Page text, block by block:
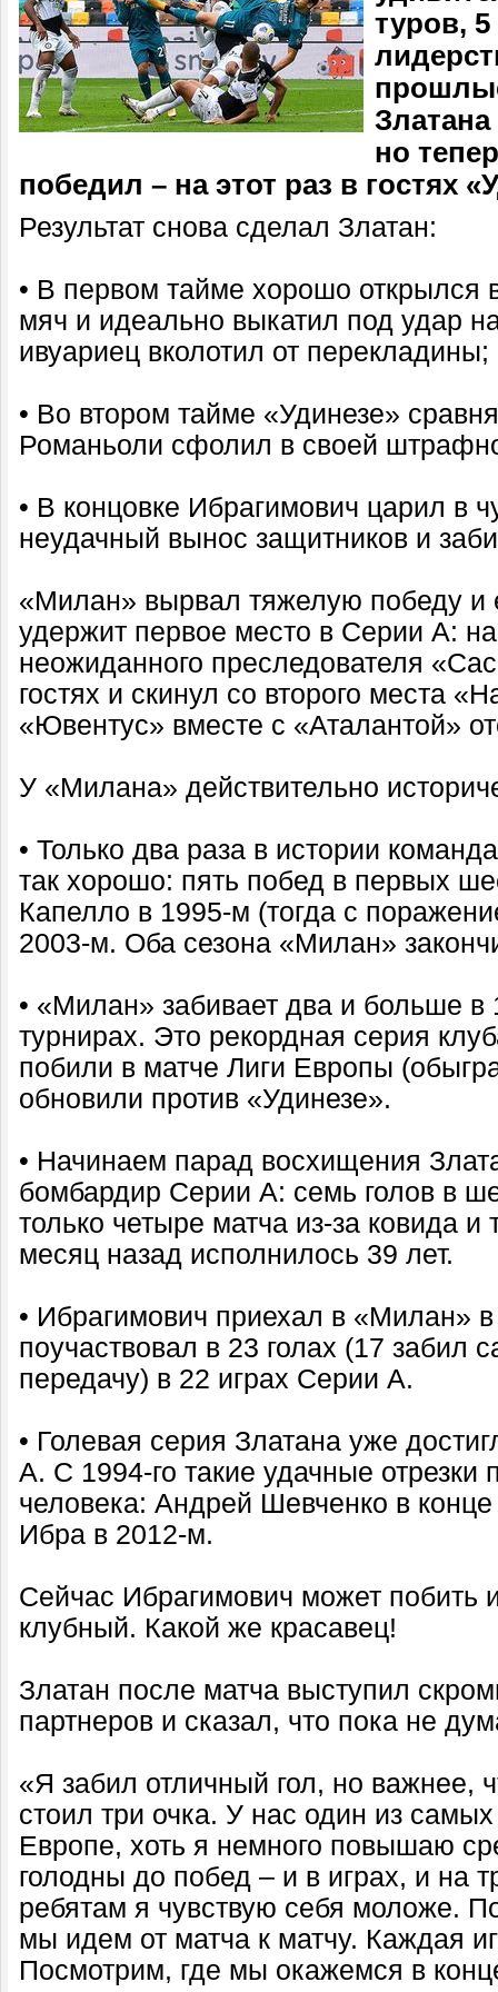
туров,
но
победил – на этот раз в гостях
Результат снова сделал Златан:
• В первом тайме хорошо
мяч и идеально выкатил под удар
ивуариец вколотил от перекладины;
• Во втором тайме «Удинезе»
Романьоли сфолил в своей
• В концовке Ибрагимович царил в
неудачный вынос защитников и
«Милан» вырвал тяжелую победу
удержит первое место в Серии А:
неожиданного преследователя
гостях и скинул со второго места
«Ювентус» вместе с «Аталантой»
У «Милана» действительно
• Только два раза в истории
так хорошо: пять побед в первых
Капелло в 1995-м (тогда с
2003-м. Оба сезона «Милан»
• «Милан» забивает два и больше в
турнирах. Это рекордная серия
побили в матче Лиги Европы
обновили против «Удинезе».
• Начинаем парад восхищения
бомбардир Серии А: семь голов в
только четыре матча из-за ковида
месяц назад исполнилось 39 лет.
• Ибрагимович приехал в «Милан»
поучаствовал в 23 голах (17 забил
передачу) в 22 играх Серии А.
• Голевая серия Златана уже
А. С 1994-го такие удачные отрезки
человека: Андрей Шевченко в
Ибра в 2012-м.
Сейчас Ибрагимович может побить
клубный. Какой же красавец!
Златан после матча выступил
партнеров и сказал, что пока не
«Я забил отличный гол, но важнее,
стоил три очка. У нас один из
Европе, хоть я немного повышаю
голодны до побед – и в играх, и на
ребятам я чувствую себя моложе.
мы идем от матча к матчу. Каждая
Посмотрим, где мы окажемся в